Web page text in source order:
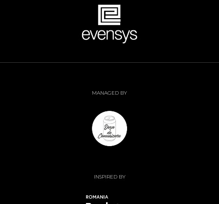
MANAGED BY
INSPIRED BY